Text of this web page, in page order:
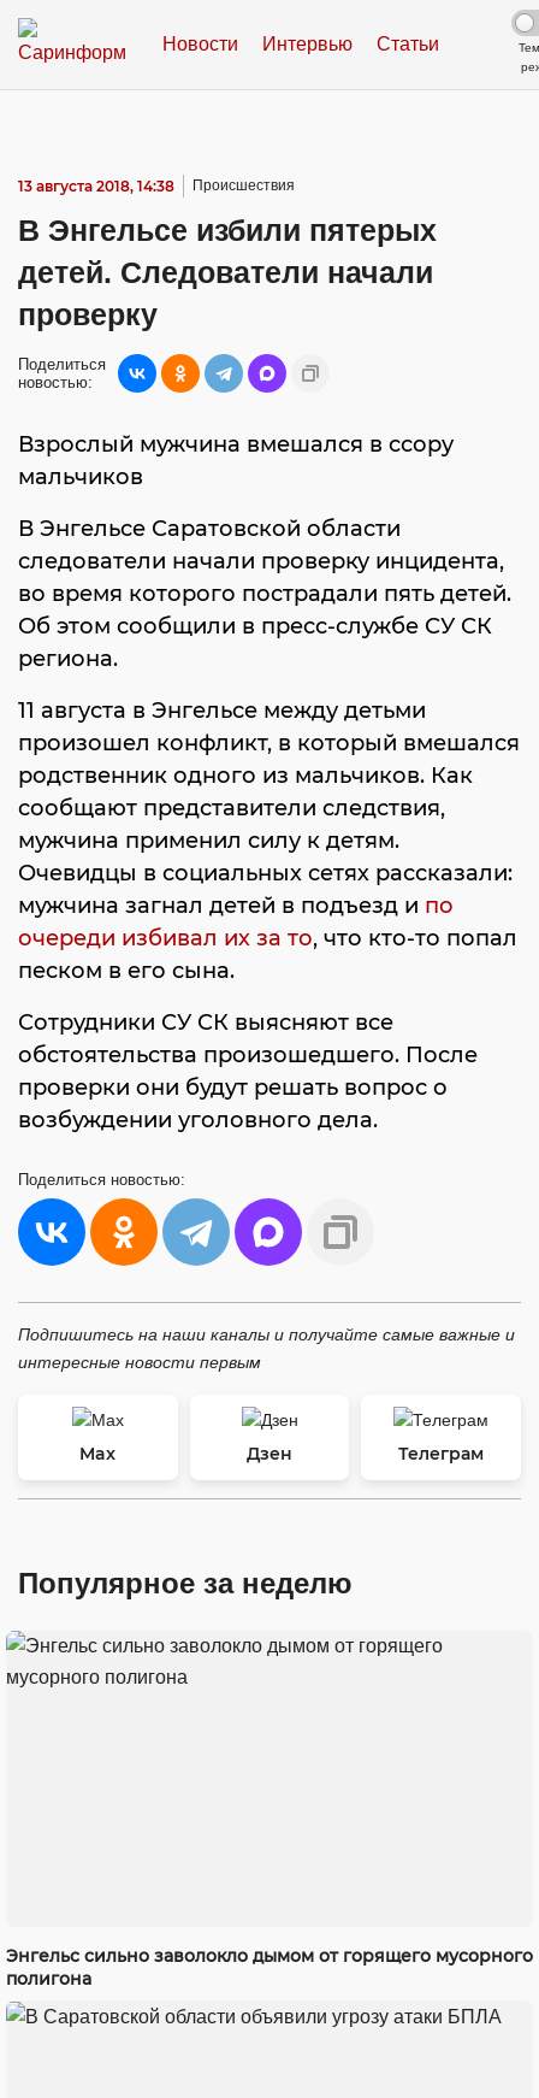
Новости Интервью Статьи
13 августа 2018, 14:38 Происшествия
В Энгельсе избили пятерых
детей. Следователи начали
проверку
Поделиться
новостью:
Взрослый мужчина вмешался в ссору
мальчиков
В Энгельсе Саратовской области
следователи начали проверку инцидента,
во время которого пострадали пять детей.
Об этом сообщили в пресс-службе СУ СК
региона.
11 августа в Энгельсе между детьми
произошел конфликт, в который вмешался
родственник одного из мальчиков. Как
сообщают представители следствия,
мужчина применил силу к детям.
Очевидцы в социальных сетях рассказали:
мужчина загнал детей в подъезд и по
очереди избивал их за то, что кто-то попал
песком в его сына.
Сотрудники СУ СК выясняют все
обстоятельства произошедшего. После
проверки они будут решать вопрос о
возбуждении уголовного дела.
Поделиться новостью:
Подпишитесь на наши каналы и получайте самые важные и
интересные новости первым
Max Дзен Телеграм
Популярное за неделю
Энгельс сильно заволокло дымом от горящего мусорного
полигона